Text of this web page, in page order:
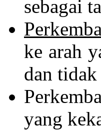
sebagai
ke arah
dan
yang